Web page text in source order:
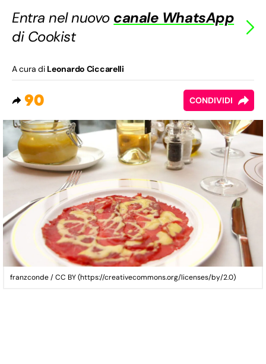
Entra nel nuovo canale WhatsApp
di Cookist
A cura di Leonardo Ciccarelli
90 CONDIVIDI
franzconde / CC BY (https://creativecommons.org/licenses/by/2.0)